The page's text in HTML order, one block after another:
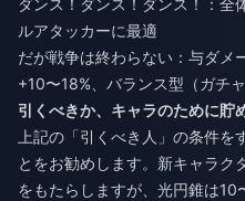
ダンス！ダンス！ダンス！：全
ルアタッカーに最適
だが戦争は終わらない：与ダ
+10〜18%、バランス型（ガチャ
引くべきか、キャラのために貯
上記の「引くべき人」の条件を
とをお勧めします。新キャラク
をもたらしますが、光円錐は10